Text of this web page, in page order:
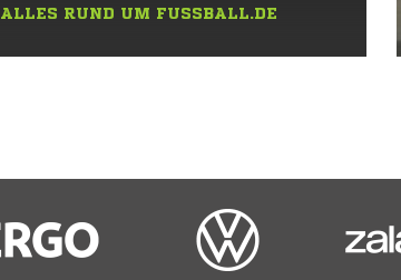
ALLES RUND UM FUSSBALL.DE